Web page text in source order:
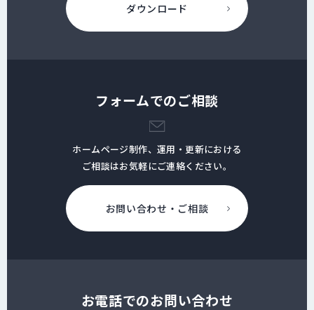
ダウンロード
フォームでのご相談
ホームページ制作、運用・更新における
ご相談はお気軽にご連絡ください。
お問い合わせ・ご相談
お電話でのお問い合わせ